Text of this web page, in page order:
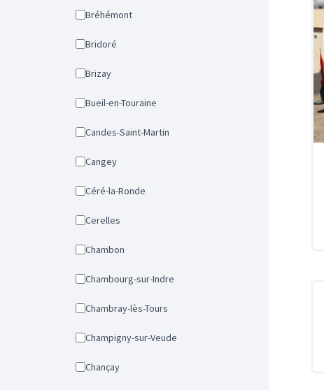
Bréhémont
Bridoré
Brizay
Bueil-en-Touraine
Candes-Saint-Martin
Cangey
Céré-la-Ronde
Cerelles
Chambon
Chambourg-sur-Indre
Chambray-lès-Tours
Champigny-sur-Veude
Chançay